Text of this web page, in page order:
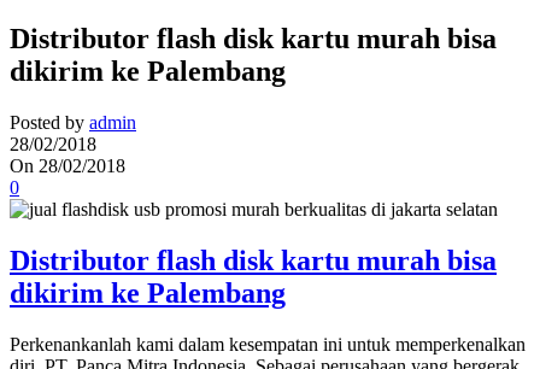
Distributor flash disk kartu murah bisa
dikirim ke Palembang
Posted by admin
28/02/2018
On 28/02/2018
0
Distributor flash disk kartu murah bisa
dikirim ke Palembang
Perkenankanlah kami dalam kesempatan ini untuk memperkenalkan